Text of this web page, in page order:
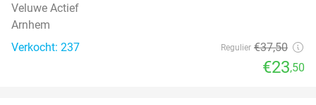
Veluwe Actief
Arnhem
Verkocht: 237
Regulier €37,50
€23,50